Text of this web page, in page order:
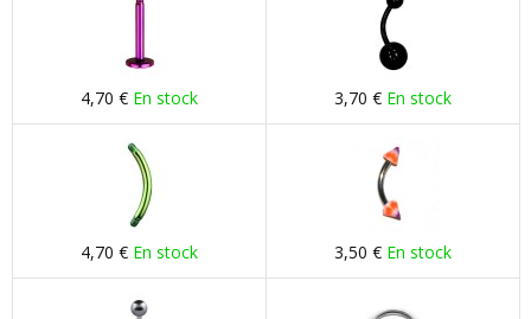
4,70 € En stock 3,70 € En stock
4,70 € En stock 3,50 € En stock